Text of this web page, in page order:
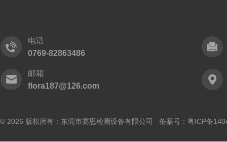
电话
0769-82863486
邮箱
flora187@126.com
© 2026 版权所有：东莞市赛思检测设备有限公司 备案号： 粤ICP备